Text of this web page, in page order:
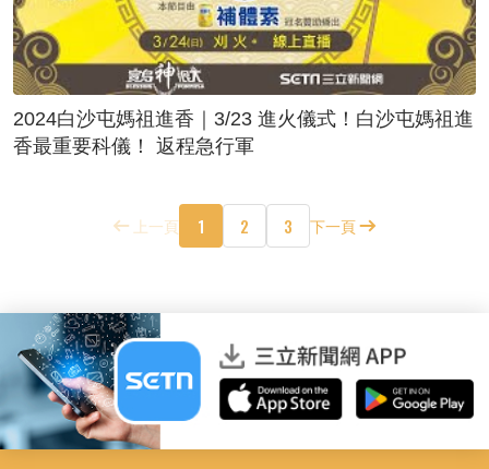
2024白沙屯媽祖進香｜3/23 進火儀式！白沙屯媽祖進
香最重要科儀！ 返程急行軍
上一頁 1 2 3 下一頁